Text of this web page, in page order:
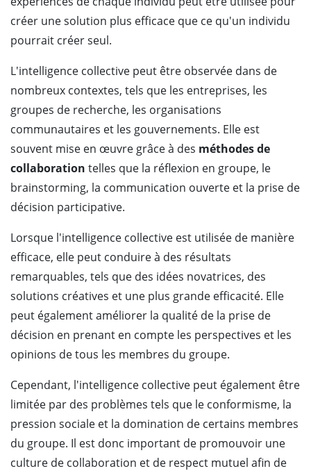
créer une solution plus efficace que ce qu'un individu
pourrait créer seul.
L'intelligence collective peut être observée dans de
nombreux contextes, tels que les entreprises, les
groupes de recherche, les organisations
communautaires et les gouvernements. Elle est
souvent mise en œuvre grâce à des méthodes de
collaboration telles que la réflexion en groupe, le
brainstorming, la communication ouverte et la prise de
décision participative.
Lorsque l'intelligence collective est utilisée de manière
efficace, elle peut conduire à des résultats
remarquables, tels que des idées novatrices, des
solutions créatives et une plus grande efficacité. Elle
peut également améliorer la qualité de la prise de
décision en prenant en compte les perspectives et les
opinions de tous les membres du groupe.
Cependant, l'intelligence collective peut également être
limitée par des problèmes tels que le conformisme, la
pression sociale et la domination de certains membres
du groupe. Il est donc important de promouvoir une
culture de collaboration et de respect mutuel afin de